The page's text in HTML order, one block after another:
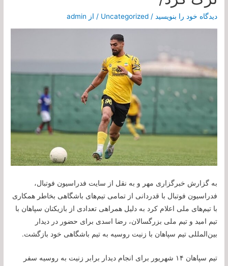
دیدگاه‌ خود را بنویسید /
Uncategorized / از admin
به گزارش خبرگزاری مهر و به نقل از سایت فدراسیون فوتبال،
فدراسیون فوتبال با قدردانی از تمامی تیم‌های باشگاهی بخاطر همکاری
با تیم‌های ملی اعلام کرد به دلیل همراهی تعدادی از بازیکنان سپاهان با
تیم امید و تیم ملی بزرگسالان، رضا اسدی برای حضور در دیدار
بین‌المللی تیم سپاهان با زنیت روسیه به تیم باشگاهی خود بازگشت.
تیم سپاهان ١۴ شهریور برای انجام دیدار برابر زنیت به روسیه سفر